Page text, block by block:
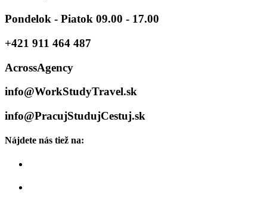
Pondelok - Piatok 09.00 - 17.00
+421 911 464 487
AcrossAgency
info@WorkStudyTravel.sk
info@PracujStudujCestuj.sk
Nájdete nás tiež na: